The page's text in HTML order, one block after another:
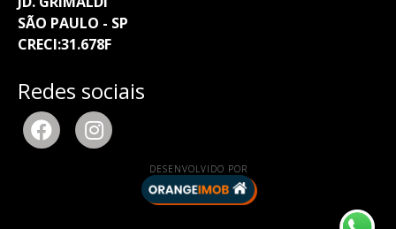
SÃO PAULO - SP
CRECI:31.678F
Redes sociais
DESENVOLVIDO POR